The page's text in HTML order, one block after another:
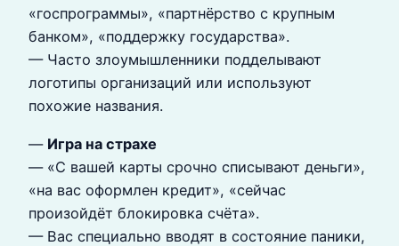
«госпрограммы», «партнёрство с крупным
банком», «поддержку государства».
— Часто злоумышленники подделывают
логотипы организаций или используют
похожие названия.
— Игра на страхе
— «С вашей карты срочно списывают деньги»,
«на вас оформлен кредит», «сейчас
произойдёт блокировка счёта».
— Вас специально вводят в состояние паники,